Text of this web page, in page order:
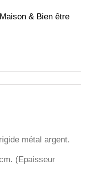
Maison & Bien être
métal argent.
(Epaisseur